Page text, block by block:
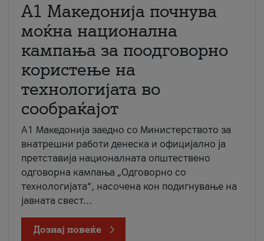
A1 Македонија почнува
моќна национална
кампања за поодговорно
користење на
технологијата во
сообраќајот
A1 Македонија заедно со Министерството за
внатрешни работи денеска и официјално ја
претставија националната општествено
одговорна кампања „Одговорно со
технологијата“, насочена кон подигнување на
јавната свест...
Дознај повеќе